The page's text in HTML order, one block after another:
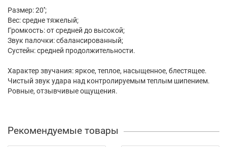
Размер: 20'';
Вес: средне тяжелый;
Громкость: от средней до высокой;
Звук палочки: сбалансированный;
Сустейн: средней продолжительности.
Характер звучания: яркое, теплое, насыщенное, блестящее.
Чистый звук удара над контролируемым теплым шипением.
Ровные, отзывчивые ощущения.
Рекомендуемые товары